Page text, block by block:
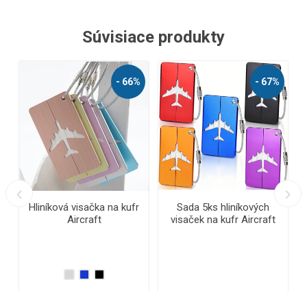
Súvisiace produkty
- 67%
Sada 5ks hliníkových
visaček na kufr Aircraft
Reflexný opasok